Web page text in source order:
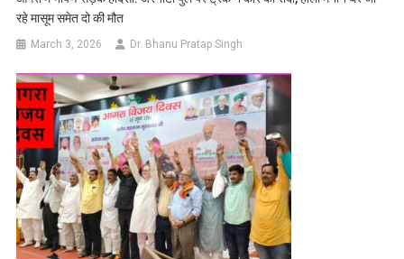
रहे मासूम समेत दो की मौत
March 3, 2026 Dr. Bhanu Pratap Singh